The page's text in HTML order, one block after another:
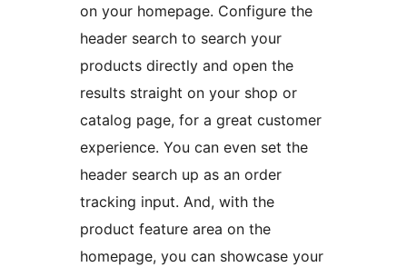
on your homepage. Configure the
header search to search your
products directly and open the
results straight on your shop or
catalog page, for a great customer
experience. You can even set the
header search up as an order
tracking input. And, with the
product feature area on the
homepage, you can showcase your